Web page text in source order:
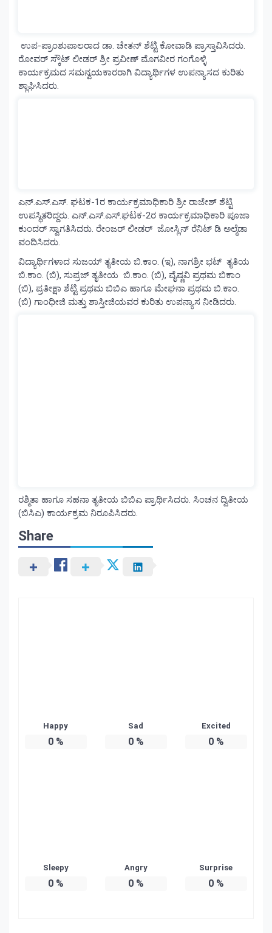
ಉಪ-ಪ್ರಾಂಶುಪಾಲರಾದ ಡಾ. ಚೇತನ್ ಶೆಟ್ಟಿ ಕೋವಾಡಿ ಪ್ರಾಸ್ತಾವಿಸಿದರು.
ರೋವರ್ ಸ್ಕೌಟ್ ಲೀಡರ್ ಶ್ರೀ ಪ್ರವೀಣ್ ಮೊಗವೀರ ಗಂಗೊಳ್ಳಿ
ಕಾರ್ಯಕ್ರಮದ ಸಮನ್ವಯಕಾರರಾಗಿ ವಿದ್ಯಾರ್ಥಿಗಳ ಉಪನ್ಯಾಸದ ಕುರಿತು
ಶ್ಲಾಘಿಸಿದರು.
ಎನ್.ಎಸ್.ಎಸ್. ಘಟಕ-1ರ ಕಾರ್ಯಕ್ರಮಾಧಿಕಾರಿ ಶ್ರೀ ರಾಜೇಶ್ ಶೆಟ್ಟಿ
ಉಪಸ್ಥಿತರಿದ್ದರು. ಎನ್.ಎಸ್.ಎಸ್.ಘಟಕ-2ರ ಕಾರ್ಯಕ್ರಮಾಧಿಕಾರಿ ಪೂಜಾ
ಕುಂದರ್ ಸ್ವಾಗತಿಸಿದರು. ರೇಂಜರ್ ಲೀಡರ್ ಜೋಸ್ಲಿನ್ ರೆನಿಟ್ ಡಿ ಅಲ್ಮೆಡಾ
ವಂದಿಸಿದರು.
ವಿದ್ಯಾರ್ಥಿಗಳಾದ ಸುಜಯ್ ತೃತೀಯ ಬಿ.ಕಾಂ. (ಇ), ನಾಗಶ್ರೀ ಭಟ್ ತೃತಿಯ
ಬಿ.ಕಾಂ. (ಬಿ), ಸುಪ್ರಜ್ ತೃತೀಯ ಬಿ.ಕಾಂ. (ಬಿ), ವೈಷ್ಣವಿ ಪ್ರಥಮ ಬಿಕಾಂ
(ಬಿ), ಪ್ರತೀಕ್ಷಾ ಶೆಟ್ಟಿ ಪ್ರಥಮ ಬಿಬಿಎ ಹಾಗೂ ಮೇಘನಾ ಪ್ರಥಮ ಬಿ.ಕಾಂ.
(ಬಿ) ಗಾಂಧೀಜಿ ಮತ್ತು ಶಾಸ್ತೀಜಿಯವರ ಕುರಿತು ಉಪನ್ಯಾಸ ನೀಡಿದರು.
ರಶ್ಮಿತಾ ಹಾಗೂ ಸಹನಾ ತೃತೀಯ ಬಿಬಿಎ ಪ್ರಾರ್ಥಿಸಿದರು. ಸಿಂಚನ ದ್ವಿತೀಯ
(ಬಿಸಿಎ) ಕಾರ್ಯಕ್ರಮ ನಿರೂಪಿಸಿದರು.
Share
Happy
0%
Sad
0%
Excited
0%
Sleepy
0%
Angry
0%
Surprise
0%